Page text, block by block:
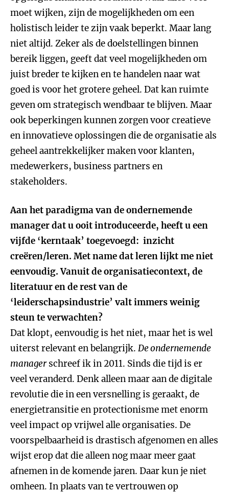
moet wijken, zijn de mogelijkheden om een
holistisch leider te zijn vaak beperkt. Maar lang
niet altijd. Zeker als de doelstellingen binnen
bereik liggen, geeft dat veel mogelijkheden om
juist breder te kijken en te handelen naar wat
goed is voor het grotere geheel. Dat kan ruimte
geven om strategisch wendbaar te blijven. Maar
ook beperkingen kunnen zorgen voor creatieve
en innovatieve oplossingen die de organisatie als
geheel aantrekkelijker maken voor klanten,
medewerkers, business partners en
stakeholders.
Aan het paradigma van de ondernemende
manager dat u ooit introduceerde, heeft u een
vijfde ‘kerntaak’ toegevoegd: inzicht
creëren/leren. Met name dat leren lijkt me niet
eenvoudig. Vanuit de organisatiecontext, de
literatuur en de rest van de
‘leiderschapsindustrie’ valt immers weinig
steun te verwachten?
Dat klopt, eenvoudig is het niet, maar het is wel
uiterst relevant en belangrijk. De ondernemende
managerschreef ik in 2011. Sinds die tijd is er
veel veranderd. Denk alleen maar aan de digitale
revolutie die in een versnelling is geraakt, de
energietransitie en protectionisme met enorm
veel impact op vrijwel alle organisaties. De
voorspelbaarheid is drastisch afgenomen en alles
wijst erop dat die alleen nog maar meer gaat
afnemen in de komende jaren. Daar kun je niet
omheen. In plaats van te vertrouwen op